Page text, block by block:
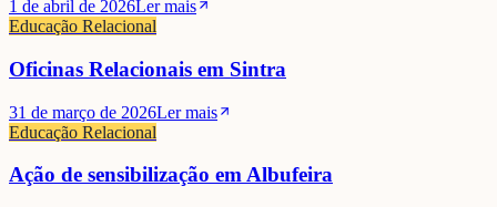
1 de abril de 2026Ler mais
Educação Relacional
Oficinas Relacionais em Sintra
31 de março de 2026Ler mais
Educação Relacional
Ação de sensibilização em Albufeira